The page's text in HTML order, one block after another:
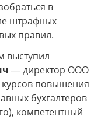
в
штрафных
правил.
выступил
— директор ООО
курсов повышения
бухгалтеров
компетентный